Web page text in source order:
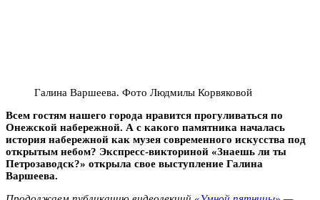
Галина Варшеева. Фото Людмилы Корвяковой
Всем гостям нашего города нравится прогуливаться по
Онежской набережной. А с какого памятника началась
история набережной как музея современного искусства под
открытым небом? Экспресс-викториной «Знаешь ли ты
Петрозаводск?» открыла свое выступление Галина
Варшеева.